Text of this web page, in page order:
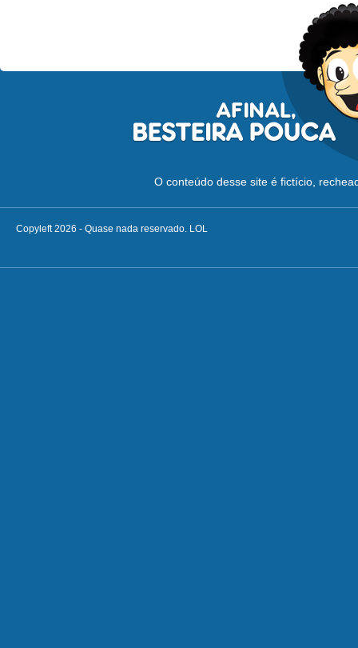
O conteúdo desse site é fictício,
Copyleft 2026 - Quase nada reservado. LOL